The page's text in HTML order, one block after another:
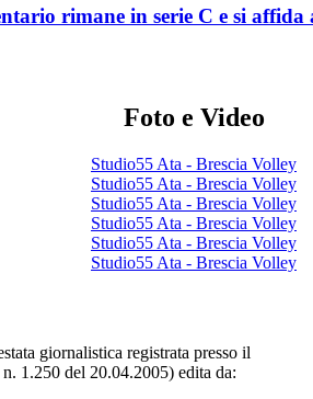
rimane in serie C e si
Foto e Video
Studio55 Ata - Brescia Volley
Studio55 Ata - Brescia Volley
Studio55 Ata - Brescia Volley
Studio55 Ata - Brescia Volley
Studio55 Ata - Brescia Volley
Studio55 Ata - Brescia Volley
giornalistica registrata presso il
1.250 del 20.04.2005) edita da: